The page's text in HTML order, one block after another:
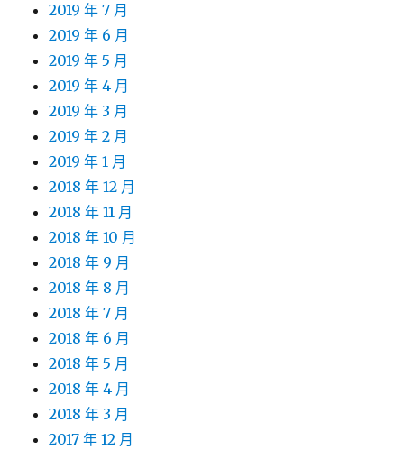
2019 年 7 月
2019 年 6 月
2019 年 5 月
2019 年 4 月
2019 年 3 月
2019 年 2 月
2019 年 1 月
2018 年 12 月
2018 年 11 月
2018 年 10 月
2018 年 9 月
2018 年 8 月
2018 年 7 月
2018 年 6 月
2018 年 5 月
2018 年 4 月
2018 年 3 月
2017 年 12 月